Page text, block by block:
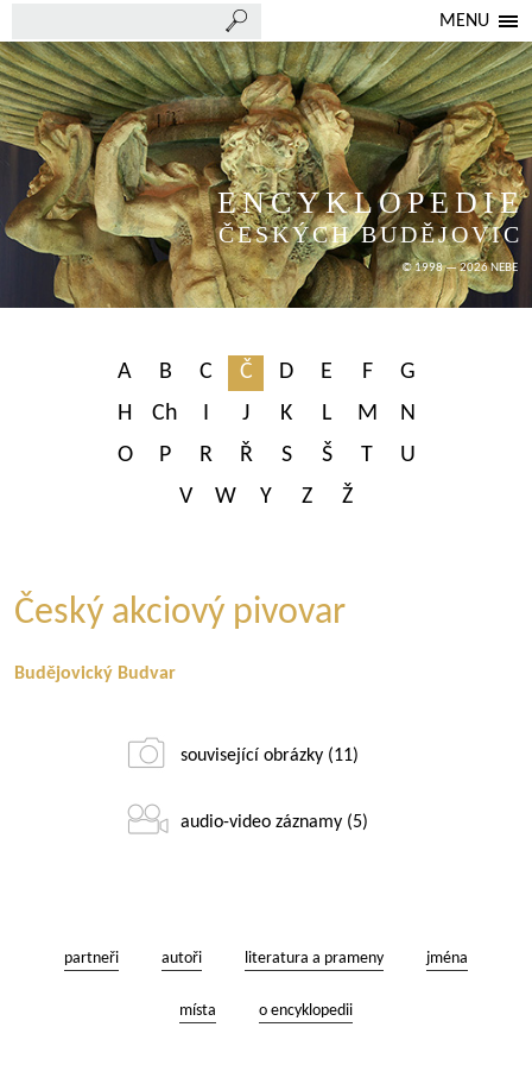
MENU
ENCYKLOPEDIE
ČESKÝCH BUDĚJOVIC
© 1998 — 2026 NEBE
A B C Č D E F
G
H
Ch I J K L M
N
O
P R Ř S Š T
U
V
W Y Z Ž
Český akciový pivovar
Budějovický Budvar
související obrázky (11)
audio-video záznamy (5)
partneři autoři literatura a prameny jména
místa o encyklopedii